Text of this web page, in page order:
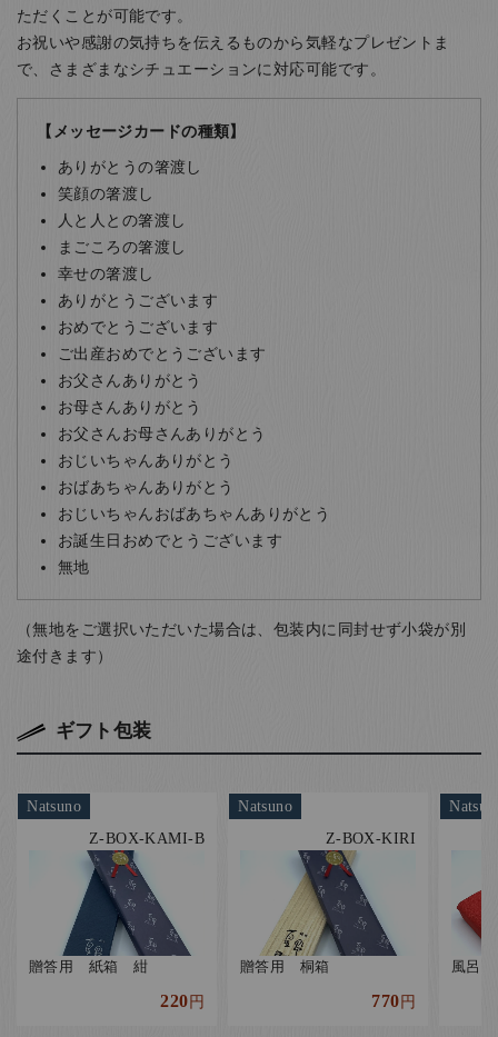
ただくことが可能です。
お祝いや感謝の気持ちを伝えるものから気軽なプレゼントま
で、さまざまなシチュエーションに対応可能です。
【メッセージカードの種類】
ありがとうの箸渡し
笑顔の箸渡し
人と人との箸渡し
まごころの箸渡し
幸せの箸渡し
ありがとうございます
おめでとうございます
ご出産おめでとうございます
お父さんありがとう
お母さんありがとう
お父さんお母さんありがとう
おじいちゃんありがとう
おばあちゃんありがとう
おじいちゃんおばあちゃんありがとう
お誕生日おめでとうございます
無地
（無地をご選択いただいた場合は、包装内に同封せず小袋が別
途付きます）
ギフト包装
Natsuno
Z-BOX-KAMI-B
贈答用 紙箱 紺
220円
Natsuno
Z-BOX-KIRI
贈答用 桐箱
770円
風呂